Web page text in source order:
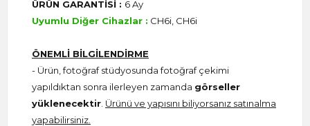
ÜRÜN GARANTİSİ : 6 Ay
Uyumlu Diğer Cihazlar : CH6i, CH6i
ÖNEMLİ BİLGİLENDİRME
- Ürün, fotoğraf stüdyosunda fotoğraf çekimi
yapıldıktan sonra ilerleyen zamanda görseller
yüklenecektir Ürünü ve yapısını biliyorsanız satınalma
yapabilirsiniz.